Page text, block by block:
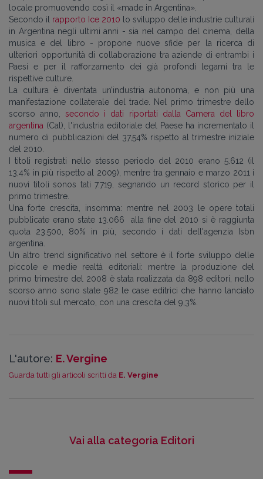
locale promuovendo così il «made in Argentina».
Secondo il rapporto Ice 2010 lo sviluppo delle industrie culturali
in Argentina negli ultimi anni - sia nel campo del cinema, della
musica e del libro - propone nuove sfide per la ricerca di
ulteriori opportunità di collaborazione tra aziende di entrambi i
Paesi e per il rafforzamento dei già profondi legami tra le
rispettive culture.
La cultura è diventata un’industria autonoma, e non più una
manifestazione collaterale del trade. Nel primo trimestre dello
scorso anno,secondo i dati riportati dalla Camera del libro
argentina (Cal), l'industria editoriale del Paese ha incrementato il
numero di pubblicazioni del 37,54% rispetto al trimestre iniziale
del 2010.
I titoli registrati nello stesso periodo del 2010 erano 5.612 (il
13,4% in più rispetto al 2009), mentre tra gennaio e marzo 2011 i
nuovi titoli sonos tati 7.719, segnando un record storico per il
primo trimestre.
Una forte crescita, insomma: mentre nel 2003 le opere totali
pubblicate erano state 13.066 alla fine del 2010 si è raggiunta
quota 23.500, 80% in più, secondo i dati dell'agenzia Isbn
argentina.
Un altro trend significativo nel settore è il forte sviluppo delle
piccole e medie realtà editoriali: mentre la produzione del
primo trimestre del 2008 è stata realizzata da 898 editori, nello
scorso anno sono state 982 le case editrici che hanno lanciato
nuovi titoli sul mercato, con una crescita del 9,3%.
L'autore: E. Vergine
Guarda tutti gli articoli scritti da E. Vergine
Vai alla categoria Editori